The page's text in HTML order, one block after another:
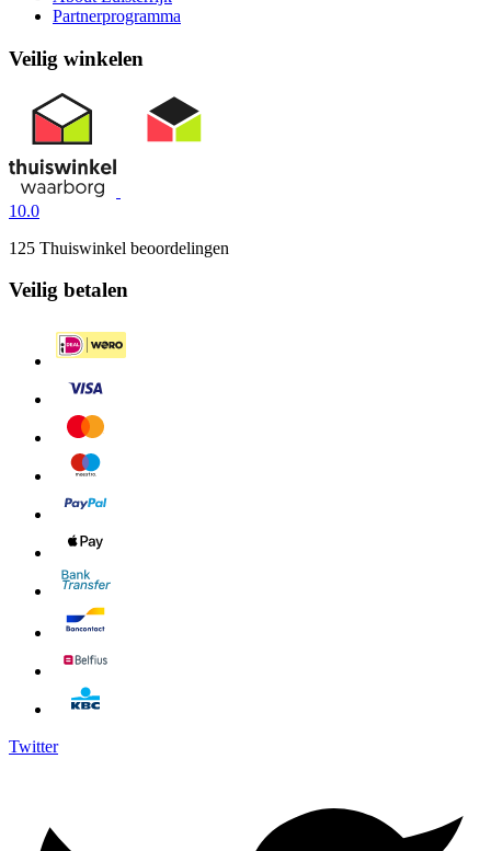
Partnerprogramma
Veilig winkelen
10.0
125 Thuiswinkel beoordelingen
Veilig betalen
Twitter